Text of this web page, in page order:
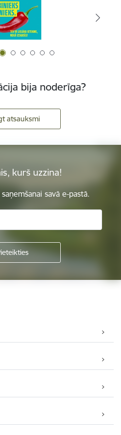
bija noderīga?
atsauksmi
kurš uzzina!
savā e-pastā.